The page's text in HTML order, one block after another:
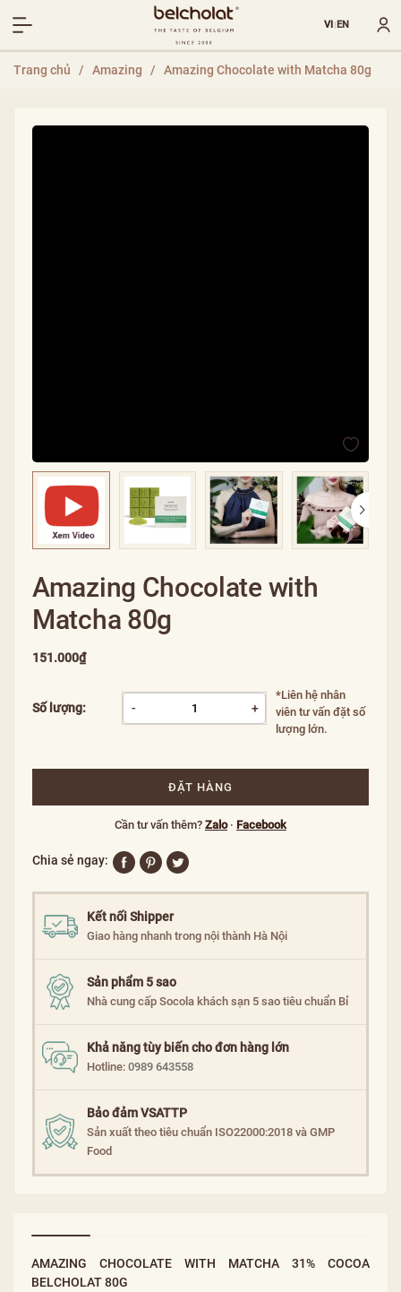
VI|EN
Trang chủ / Amazing / Amazing Chocolate with Matcha 80g
Amazing Chocolate with
Matcha 80g
151.000₫
Số lượng: - +
*Liên hệ nhân
viên tư vấn đặt số
lượng lớn.
ĐẶT HÀNG
Cần tư vấn thêm? Zalo · Facebook
Chia sẻ ngay:
Kết nối Shipper
Giao hàng nhanh trong nội thành Hà Nội
Sản phẩm 5 sao
Nhà cung cấp Socola khách sạn 5 sao tiêu chuẩn Bỉ
Khả năng tùy biến cho đơn hàng lớn
Hotline: 0989 643558
Bảo đảm VSATTP
Sản xuất theo tiêu chuẩn ISO22000:2018 và GMP
Food
AMAZING CHOCOLATE WITH MATCHA 31% COCOA
BELCHOLAT 80G